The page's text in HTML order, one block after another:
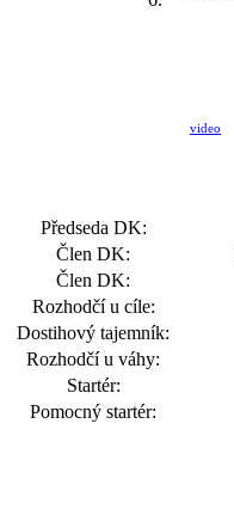
video
Předseda DK:
Člen DK:
Člen DK:
Rozhodčí u cíle:
Dostihový tajemník:
Rozhodčí u váhy:
Startér:
Pomocný startér: